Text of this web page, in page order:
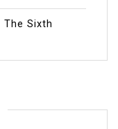
The Sixth